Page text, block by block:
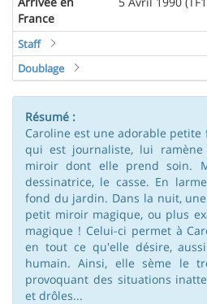
France
Staff
Doublage
Résumé :
Caroline est une adorable petite
qui est journaliste, lui
miroir dont elle prend soin.
dessinatrice, le casse. En
fond du jardin. Dans la nuit,
petit miroir magique, ou plus
magique ! Celui-ci permet à
en tout ce qu'elle désire,
humain. Ainsi, elle sème le
provoquant des situations
et drôles...